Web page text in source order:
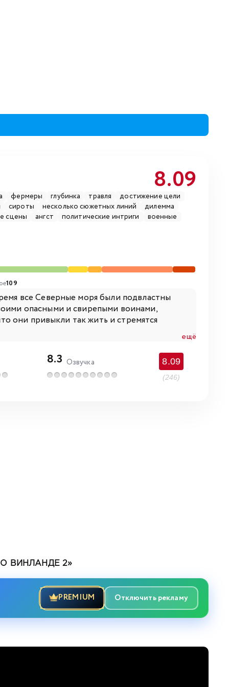
8.09
фермеры глубинка травля
достижение цели
сироты несколько сюжетных линий
дилемма
сцены ангст политические интриги
военные
109
все Северные моря были подвластны
опасными и свирепыми воинами,
они привыкли так жить и стремятся
ещё
8.3 Озвучка 8.09
(246)
ВИНЛАНДЕ 2»
PREMIUM Отключить рекламу